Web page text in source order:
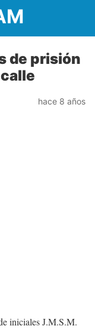
de prisión
hace 8 años
iniciales J.M.S.M.